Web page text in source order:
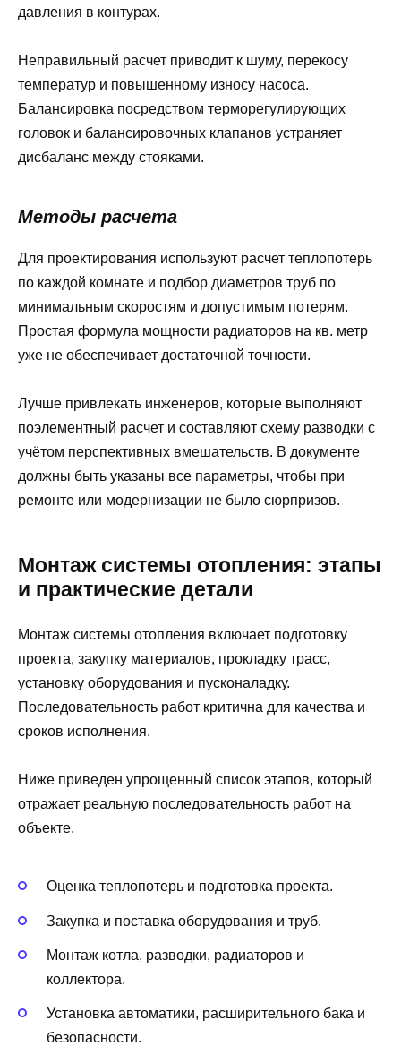
давления в контурах.
Неправильный расчет приводит к шуму, перекосу
температур и повышенному износу насоса.
Балансировка посредством терморегулирующих
головок и балансировочных клапанов устраняет
дисбаланс между стояками.
Методы расчета
Для проектирования используют расчет теплопотерь
по каждой комнате и подбор диаметров труб по
минимальным скоростям и допустимым потерям.
Простая формула мощности радиаторов на кв. метр
уже не обеспечивает достаточной точности.
Лучше привлекать инженеров, которые выполняют
поэлементный расчет и составляют схему разводки с
учётом перспективных вмешательств. В документе
должны быть указаны все параметры, чтобы при
ремонте или модернизации не было сюрпризов.
Монтаж системы отопления: этапы
и практические детали
Монтаж системы отопления включает подготовку
проекта, закупку материалов, прокладку трасс,
установку оборудования и пусконаладку.
Последовательность работ критична для качества и
сроков исполнения.
Ниже приведен упрощенный список этапов, который
отражает реальную последовательность работ на
объекте.
Оценка теплопотерь и подготовка проекта.
Закупка и поставка оборудования и труб.
Монтаж котла, разводки, радиаторов и
коллектора.
Установка автоматики, расширительного бака и
безопасности.